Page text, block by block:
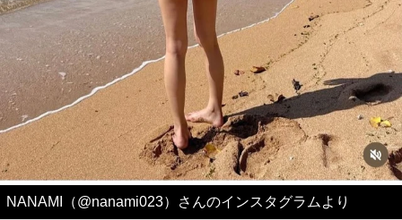
NANAMI（@nanami023）さんのインスタグラムより